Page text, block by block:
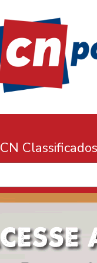
CN Classificados